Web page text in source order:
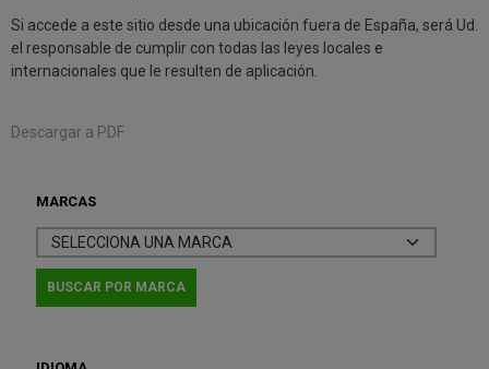
MARCAS
Si accede a este sitio desde una ubicación fuera de España, será Ud.
el responsable de cumplir con todas las leyes locales e
internacionales que le resulten de aplicación.
Descargar a PDF